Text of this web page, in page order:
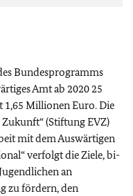
Bundesprogramms
Amt ab 2020 25
1,65 Millionen Euro. Die
(Stiftung EVZ)
mit dem Auswärtigen
verfolgt die Ziele, bi-
an
zu fördern, den